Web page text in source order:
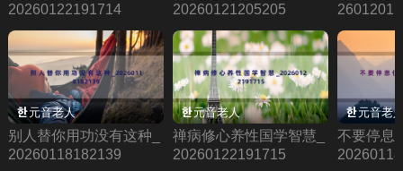
20260122191714
20260121205205
元音老人
别人替你用功没有这种_
20260118182139
元音老人
禅病修心养性国学智慧_
20260122191715
元音老
不要停息